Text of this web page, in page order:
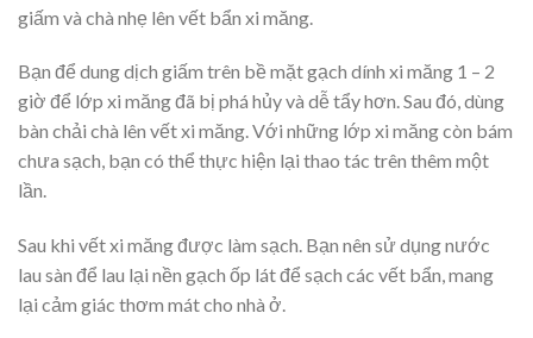
giấm và chà nhẹ lên vết bẩn xi măng.
Bạn để dung dịch giấm trên bề mặt gạch dính xi măng 1 – 2
giờ để lớp xi măng đã bị phá hủy và dễ tẩy hơn. Sau đó, dùng
bàn chải chà lên vết xi măng. Với những lớp xi măng còn bám
chưa sạch, bạn có thể thực hiện lại thao tác trên thêm một
lần.
Sau khi vết xi măng được làm sạch. Bạn nên sử dụng nước
lau sàn để lau lại nền gạch ốp lát để sạch các vết bẩn, mang
lại cảm giác thơm mát cho nhà ở.